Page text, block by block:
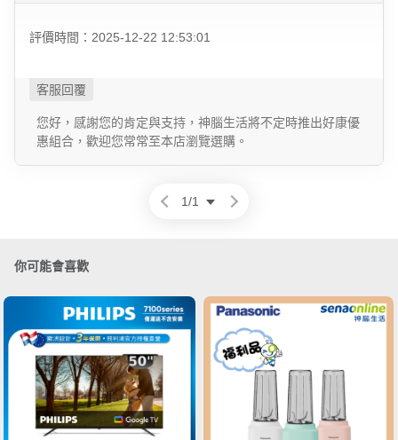
評價時間：2025-12-22 12:53:01
您好，感謝您的肯定與支持，神腦生活將不定時推出好康優
惠組合，歡迎您常常至本店瀏覽選購。
1/1
你可能會喜歡